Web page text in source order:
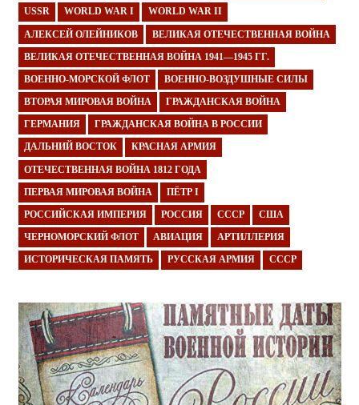
USSR WORLD WAR I WORLD WAR II
АЛЕКСЕЙ ОЛЕЙНИКОВ ВЕЛИКАЯ ОТЕЧЕСТВЕННАЯ ВОЙНА
ВЕЛИКАЯ ОТЕЧЕСТВЕННАЯ ВОЙНА 1941—1945 ГГ.
ВОЕННО-МОРСКОЙ ФЛОТ ВОЕННО-ВОЗДУШНЫЕ СИЛЫ
ВТОРАЯ МИРОВАЯ ВОЙНА ГРАЖДАНСКАЯ ВОЙНА
ГЕРМАНИЯ ГРАЖДАНСКАЯ ВОЙНА В РОССИИ
ДАЛЬНИЙ ВОСТОК КРАСНАЯ АРМИЯ
ОТЕЧЕСТВЕННАЯ ВОЙНА 1812 ГОДА
ПЕРВАЯ МИРОВАЯ ВОЙНА ПЁТР I
РОССИЙСКАЯ ИМПЕРИЯ РОССИЯ СССР США
ЧЕРНОМОРСКИЙ ФЛОТ АВИАЦИЯ АРТИЛЛЕРИЯ
ИСТОРИЧЕСКАЯ ПАМЯТЬ РУССКАЯ АРМИЯ СССР